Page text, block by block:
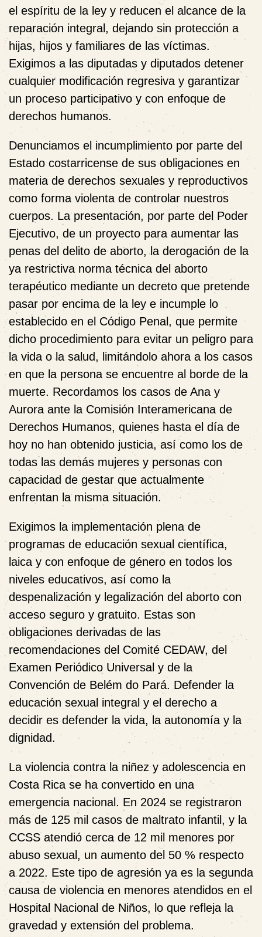
el espíritu de la ley y reducen el alcance de la
reparación integral, dejando sin protección a
hijas, hijos y familiares de las víctimas.
Exigimos a las diputadas y diputados detener
cualquier modificación regresiva y garantizar
un proceso participativo y con enfoque de
derechos humanos.
Denunciamos el incumplimiento por parte del
Estado costarricense de sus obligaciones en
materia de derechos sexuales y reproductivos
como forma violenta de controlar nuestros
cuerpos. La presentación, por parte del Poder
Ejecutivo, de un proyecto para aumentar las
penas del delito de aborto, la derogación de la
ya restrictiva norma técnica del aborto
terapéutico mediante un decreto que pretende
pasar por encima de la ley e incumple lo
establecido en el Código Penal, que permite
dicho procedimiento para evitar un peligro para
la vida o la salud, limitándolo ahora a los casos
en que la persona se encuentre al borde de la
muerte. Recordamos los casos de Ana y
Aurora ante la Comisión Interamericana de
Derechos Humanos, quienes hasta el día de
hoy no han obtenido justicia, así como los de
todas las demás mujeres y personas con
capacidad de gestar que actualmente
enfrentan la misma situación.
Exigimos la implementación plena de
programas de educación sexual científica,
laica y con enfoque de género en todos los
niveles educativos, así como la
despenalización y legalización del aborto con
acceso seguro y gratuito. Estas son
obligaciones derivadas de las
recomendaciones del Comité CEDAW, del
Examen Periódico Universal y de la
Convención de Belém do Pará. Defender la
educación sexual integral y el derecho a
decidir es defender la vida, la autonomía y la
dignidad.
La violencia contra la niñez y adolescencia en
Costa Rica se ha convertido en una
emergencia nacional. En 2024 se registraron
más de 125 mil casos de maltrato infantil, y la
CCSS atendió cerca de 12 mil menores por
abuso sexual, un aumento del 50 % respecto
a 2022. Este tipo de agresión ya es la segunda
causa de violencia en menores atendidos en el
Hospital Nacional de Niños, lo que refleja la
gravedad y extensión del problema.